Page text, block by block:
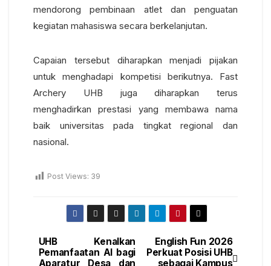
mendorong pembinaan atlet dan penguatan
kegiatan mahasiswa secara berkelanjutan.
Capaian tersebut diharapkan menjadi pijakan
untuk menghadapi kompetisi berikutnya. Fast
Archery UHB juga diharapkan terus
menghadirkan prestasi yang membawa nama
baik universitas pada tingkat regional dan
nasional.
Post Views: 39
English Fun 2026
Perkuat Posisi UHB
sebagai Kampus
UHB Kenalkan
Pemanfaatan AI bagi
Aparatur Desa dan